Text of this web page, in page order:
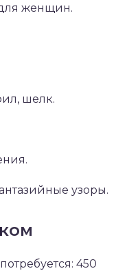
женщин.
шелк.
узоры.
450